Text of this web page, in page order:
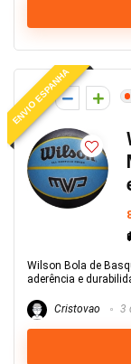
ENVIO ESPANHA
1
Wilson Bola de
aderência e
Cristovao 3